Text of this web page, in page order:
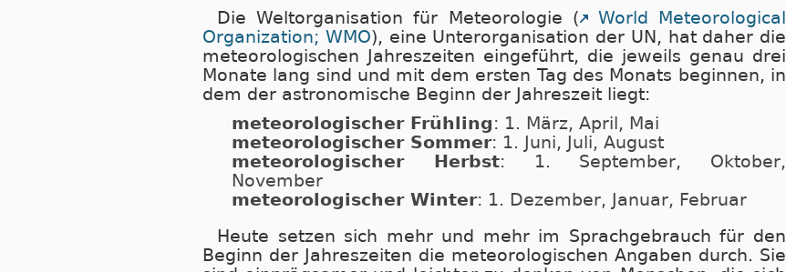
Die Weltorganisation für Meteorologie ( World Meteorological
Organization; WMO), eine Unterorganisation der UN, hat daher die
meteorologischen Jahreszeiten eingeführt, die jeweils genau drei
Monate lang sind und mit dem ersten Tag des Monats beginnen, in
dem der astronomische Beginn der Jahreszeit liegt:
meteorologischer Frühling: 1. März, April, Mai
meteorologischer Sommer: 1. Juni, Juli, August
meteorologischer Herbst: 1. September, Oktober,
November
meteorologischer Winter: 1. Dezember, Januar, Februar
Heute setzen sich mehr und mehr im Sprachgebrauch für den
Beginn der Jahreszeiten die meteorologischen Angaben durch. Sie